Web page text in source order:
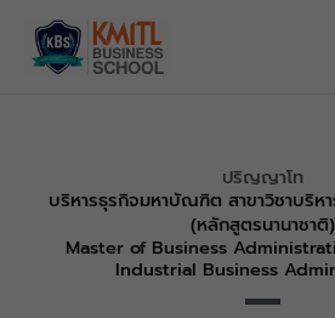
ปริญญาโท
บริหารธุรกิจมหาบัณฑิต สาขาวิชาบริห
(หลักสูตรนานาชาติ)
Master of Business
Industrial Business